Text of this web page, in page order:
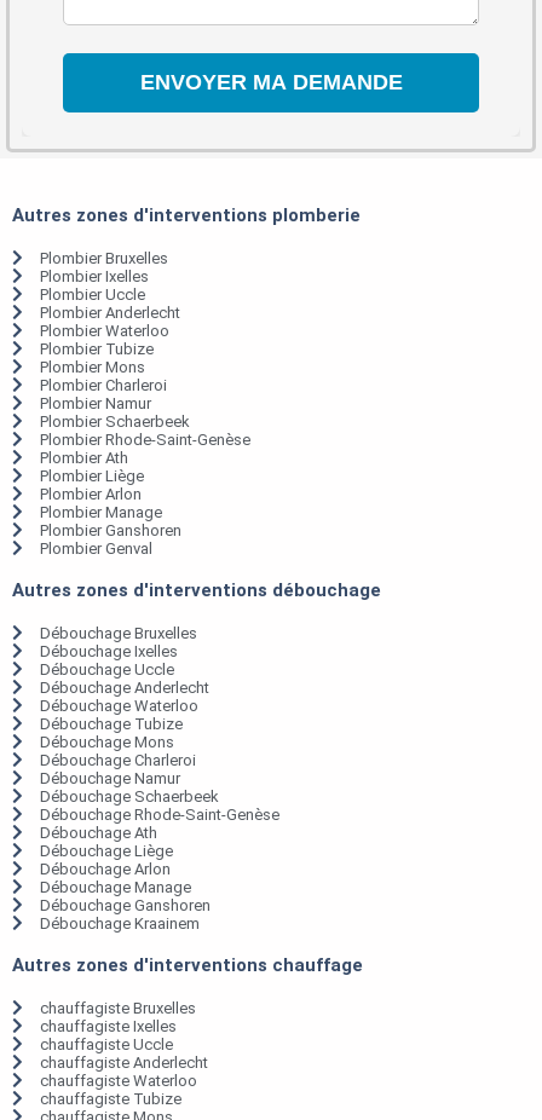
Autres zones d'interventions plomberie
Plombier Bruxelles
Plombier Ixelles
Plombier Uccle
Plombier Anderlecht
Plombier Waterloo
Plombier Tubize
Plombier Mons
Plombier Charleroi
Plombier Namur
Plombier Schaerbeek
Plombier Rhode-Saint-Genèse
Plombier Ath
Plombier Liège
Plombier Arlon
Plombier Manage
Plombier Ganshoren
Plombier Genval
Autres zones d'interventions débouchage
Débouchage Bruxelles
Débouchage Ixelles
Débouchage Uccle
Débouchage Anderlecht
Débouchage Waterloo
Débouchage Tubize
Débouchage Mons
Débouchage Charleroi
Débouchage Namur
Débouchage Schaerbeek
Débouchage Rhode-Saint-Genèse
Débouchage Ath
Débouchage Liège
Débouchage Arlon
Débouchage Manage
Débouchage Ganshoren
Débouchage Kraainem
Autres zones d'interventions chauffage
chauffagiste Bruxelles
chauffagiste Ixelles
chauffagiste Uccle
chauffagiste Anderlecht
chauffagiste Waterloo
chauffagiste Tubize